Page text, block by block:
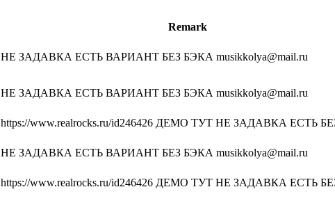
Remark
НЕ ЗАДАВКА ЕСТЬ ВАРИАНТ БЕЗ БЭКА musikkolya@mail.ru
НЕ ЗАДАВКА ЕСТЬ ВАРИАНТ БЕЗ БЭКА musikkolya@mail.ru
https://www.realrocks.ru/id246426 ДЕМО ТУТ НЕ ЗАДАВКА ЕСТЬ
НЕ ЗАДАВКА ЕСТЬ ВАРИАНТ БЕЗ БЭКА musikkolya@mail.ru
https://www.realrocks.ru/id246426 ДЕМО ТУТ НЕ ЗАДАВКА ЕСТЬ